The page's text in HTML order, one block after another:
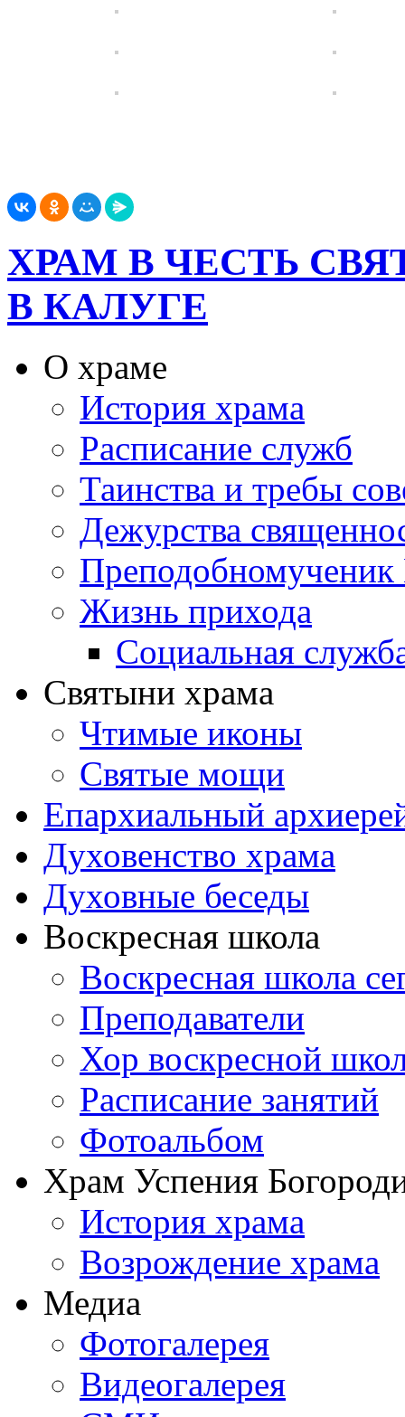
ХРАМ В ЧЕСТЬ
В КАЛУГЕ
О храме
История храма
Расписание служб
Таинства и требы
Дежурства
Жизнь прихода
Социальная
Святыни храма
Чтимые иконы
Святые мощи
Епархиальный
Духовенство храма
Духовные беседы
Воскресная школа
Воскресная школа
Преподаватели
Хор воскресной
Расписание занятий
Фотоальбом
Храм Успения
История храма
Возрождение храма
Медиа
Фотогалерея
Видеогалерея